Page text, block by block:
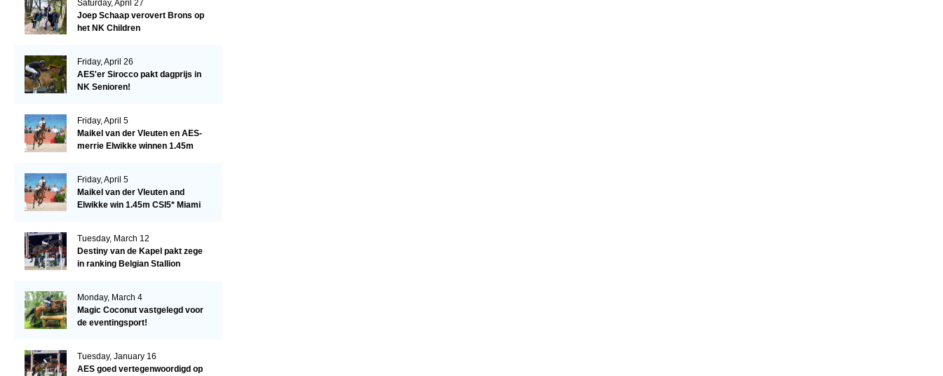
Saturday, April 27
Joep Schaap verovert Brons op
het NK Children
Friday, April 26
AES'er Sirocco pakt dagprijs in
NK Senioren!
Friday, April 5
Maikel van der Vleuten en AES-
merrie Elwikke winnen 1.45m
Friday, April 5
Maikel van der Vleuten and
Elwikke win 1.45m CSI5* Miami
Tuesday, March 12
Destiny van de Kapel pakt zege
in ranking Belgian Stallion
Monday, March 4
Magic Coconut vastgelegd voor
de eventingsport!
Tuesday, January 16
AES goed vertegenwoordigd op